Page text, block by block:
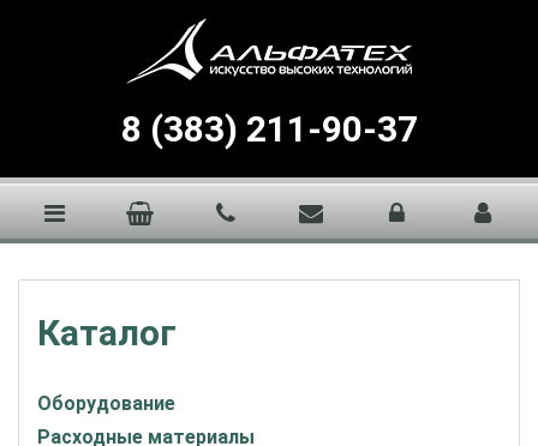
8 (383) 211-90-37
Каталог
Оборудование
Расходные материалы